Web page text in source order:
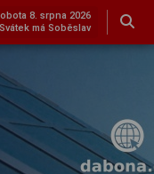
8. srpna 2026
Svátek má Soběslav